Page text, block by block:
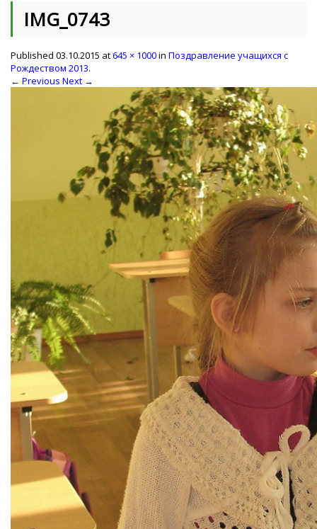
IMG_0743
Published 03.10.2015 at645 × 1000in Поздравление учащихся с
Рождеством 2013.
← Previous Next →